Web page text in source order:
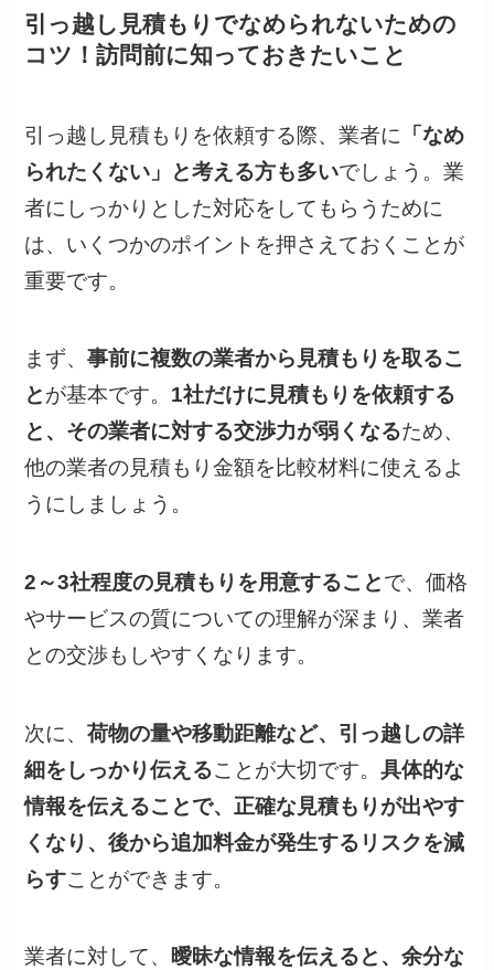
引っ越し見積もりでなめられないための
コツ！訪問前に知っておきたいこと
引っ越し見積もりを依頼する際、業者に
「なめ
られたくない」と考える方も多いでしょう。業
者にしっかりとした対応をしてもらうために
は、いくつかのポイントを押さえておくことが
重要です。
まず、事前に複数の業者から見積もりを取るこ
とが基本です。 1社だけに見積もりを依頼する
と、その業者に対する交渉力が弱くなるため、
他の業者の見積もり金額を比較材料に使えるよ
うにしましょう。
2～3社程度の見積もりを用意することで、価格
やサービスの質についての理解が深まり、業者
との交渉もしやすくなります。
次に、荷物の量や移動距離など、引っ越しの詳
細をしっかり伝えることが大切です。具体的な
情報を伝えることで、正確な見積もりが出やす
くなり、後から追加料金が発生するリスクを減
らすことができます。
業者に対して、 曖昧な情報を伝えると、余分な